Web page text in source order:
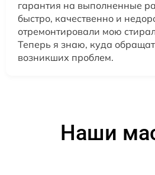
гарантия на выполненные
быстро, качественно и
отремонтировали мою
Теперь я знаю, куда
возникших проблем.
Наши